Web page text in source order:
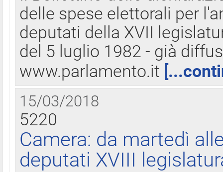
delle spese elettorali per
deputati della XVII
del 5 luglio 1982 - già
www.parlamento.it
15/03/2018
5220
Camera: da martedì
deputati XVIII